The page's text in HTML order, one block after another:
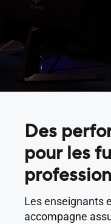
Des
pour les
Les enseignants
accompagne